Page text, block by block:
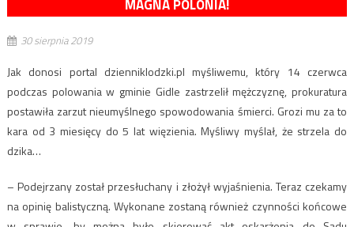
MAGNA POLONIA!
30 sierpnia 2019
Jak donosi portal dzienniklodzki.pl myśliwemu, który 14 czerwca
podczas polowania w gminie Gidle zastrzelił mężczyznę, prokuratura
postawiła zarzut nieumyślnego spowodowania śmierci. Grozi mu za to
kara od 3 miesięcy do 5 lat więzienia. Myśliwy myślał, że strzela do
dzika…
– Podejrzany został przesłuchany i złożył wyjaśnienia. Teraz czekamy
na opinię balistyczną. Wykonane zostaną również czynności końcowe